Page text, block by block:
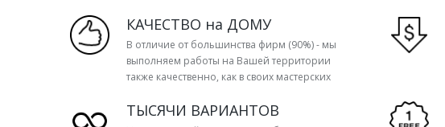
КАЧЕСТВО на ДОМУ
В отличие от большинства фирм (90%) - мы
выполняем работы на Вашей территории
также качественно, как в своих мастерских
ТЫСЯЧИ ВАРИАНТОВ